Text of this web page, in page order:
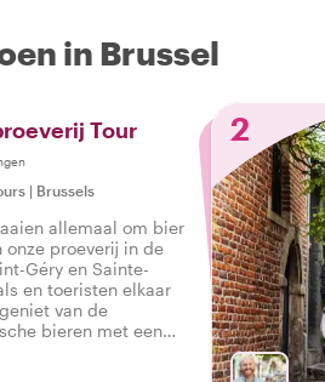
in Brussel
Tour
| Brussels
allemaal om bier
onze proeverij in de
Géry en Sainte-
en toeristen elkaar
van de
bieren met een
2